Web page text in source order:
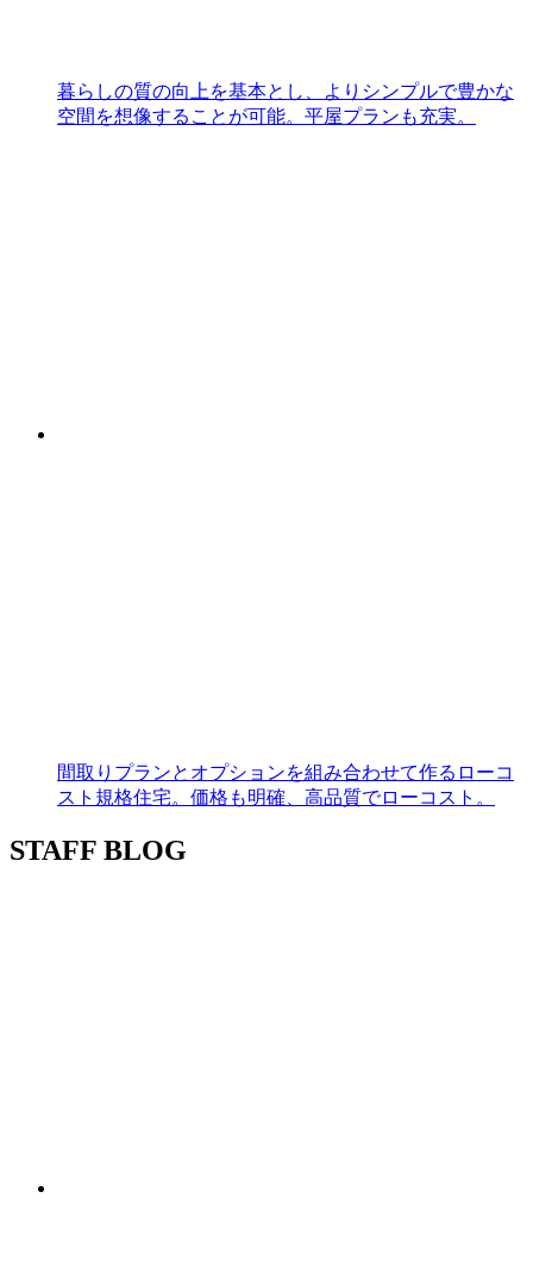
暮らしの質の向上を基本とし、よりシンプルで豊かな
空間を想像することが可能。平屋プランも充実。
間取りプランとオプションを組み合わせて作るローコ
スト規格住宅。価格も明確、高品質でローコスト。
STAFF BLOG